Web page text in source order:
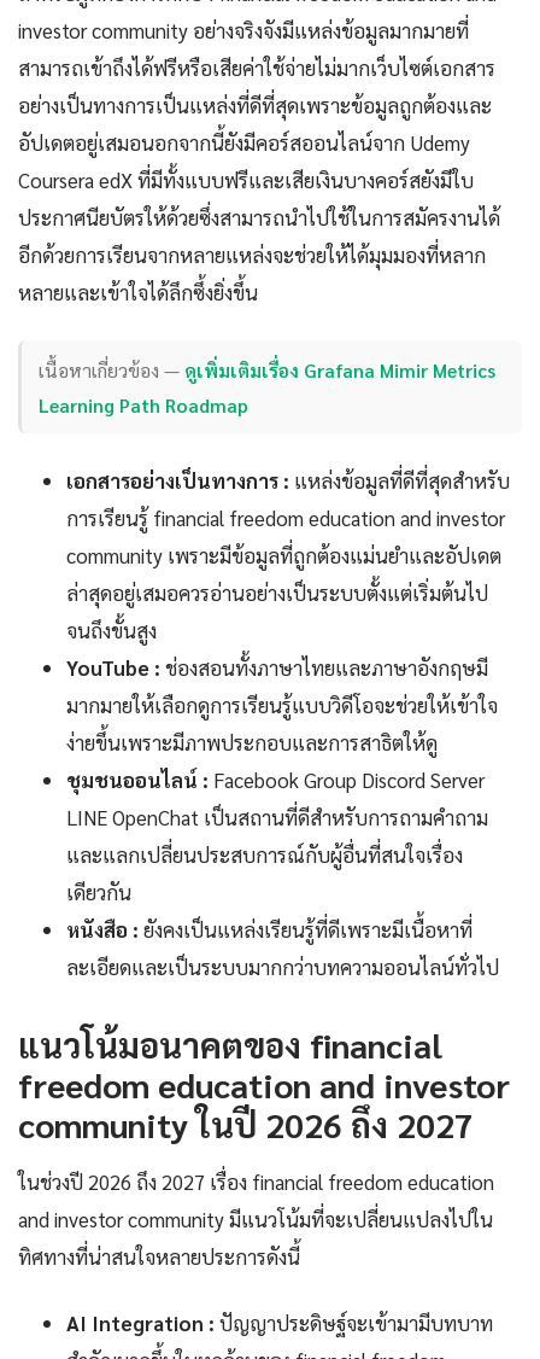
investor community อย่างจริงจังมีแหล่งข้อมูลมากมายที่
สามารถเข้าถึงได้ฟรีหรือเสียค่าใช้จ่ายไม่มากเว็บไซต์เอกสาร
อย่างเป็นทางการเป็นแหล่งที่ดีที่สุดเพราะข้อมูลถูกต้องและ
อัปเดตอยู่เสมอนอกจากนี้ยังมีคอร์สออนไลน์จาก Udemy
Coursera edX ที่มีทั้งแบบฟรีและเสียเงินบางคอร์สยังมีใบ
ประกาศนียบัตรให้ด้วยซึ่งสามารถนำไปใช้ในการสมัครงานได้
อีกด้วยการเรียนจากหลายแหล่งจะช่วยให้ได้มุมมองที่หลาก
หลายและเข้าใจได้ลึกซึ้งยิ่งขึ้น
เนื้อหาเกี่ยวข้อง — ดูเพิ่มเติมเรื่อง Grafana Mimir Metrics
Learning Path Roadmap
เอกสารอย่างเป็นทางการ : แหล่งข้อมูลที่ดีที่สุดสำหรับ
การเรียนรู้ financial freedom education and investor
community เพราะมีข้อมูลที่ถูกต้องแม่นยำและอัปเดต
ล่าสุดอยู่เสมอควรอ่านอย่างเป็นระบบตั้งแต่เริ่มต้นไป
จนถึงขั้นสูง
YouTube : ช่องสอนทั้งภาษาไทยและภาษาอังกฤษมี
มากมายให้เลือกดูการเรียนรู้แบบวิดีโอจะช่วยให้เข้าใจ
ง่ายขึ้นเพราะมีภาพประกอบและการสาธิตให้ดู
ชุมชนออนไลน์ : Facebook Group Discord Server
LINE OpenChat เป็นสถานที่ดีสำหรับการถามคำถาม
และแลกเปลี่ยนประสบการณ์กับผู้อื่นที่สนใจเรื่อง
เดียวกัน
หนังสือ : ยังคงเป็นแหล่งเรียนรู้ที่ดีเพราะมีเนื้อหาที่
ละเอียดและเป็นระบบมากกว่าบทความออนไลน์ทั่วไป
แนวโน้มอนาคตของ financial
freedom education and investor
community ในปี 2026 ถึง 2027
ในช่วงปี 2026 ถึง 2027 เรื่อง financial freedom education
and investor community มีแนวโน้มที่จะเปลี่ยนแปลงไปใน
ทิศทางที่น่าสนใจหลายประการดังนี้
AI Integration : ปัญญาประดิษฐ์จะเข้ามามีบทบาท